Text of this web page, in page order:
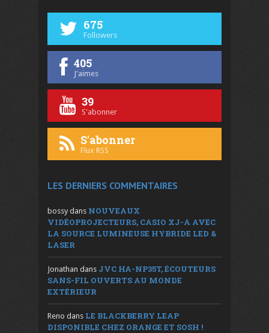
675
Followers
405
J'aimes
39
S'abonner
S'abonner
Flux RSS
LES DERNIERS COMMENTAIRES
bossy dans NOUVEAUX
VIDÉOPROJECTEURS, CASIO XJ-A AVEC
LA SOURCE LUMINEUSE HYBRIDE LED &
LASER
Jonathan dans JVC HA-NP35T, ÉCOUTEURS
SANS-FIL OUVERTS AU MONDE
EXTÉRIEUR
Reno dans LE BLACKBERRY LEAP
DISPONIBLE CHEZ ORANGE ET SOSH !